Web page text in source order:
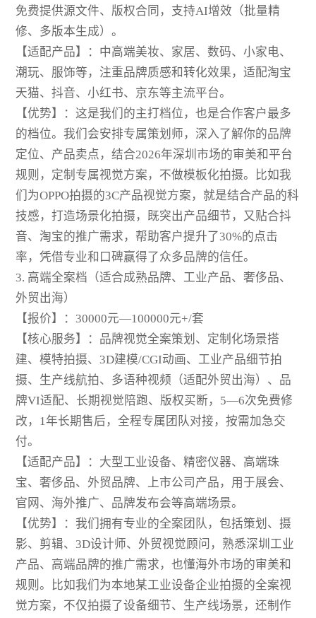
免费提供源文件、版权合同，支持AI增效（批量精
修、多版本生成）。
【适配产品】：中高端美妆、家居、数码、小家电、
潮玩、服饰等，注重品牌质感和转化效果，适配淘宝
天猫、抖音、小红书、京东等主流平台。
【优势】：这是我们的主打档位，也是合作客户最多
的档位。我们会安排专属策划师，深入了解你的品牌
定位、产品卖点，结合2026年深圳市场的审美和平台
规则，定制专属视觉方案，不做模板化拍摄。比如我
们为OPPO拍摄的3C产品视觉方案，就是结合产品的科
技感，打造场景化拍摄，既突出产品细节，又贴合抖
音、淘宝的推广需求，帮助客户提升了30%的点击
率，凭借专业和口碑赢得了众多品牌的信任。
3. 高端全案档（适合成熟品牌、工业产品、奢侈品、
外贸出海）
【报价】：30000元—100000元+/套
【核心服务】：品牌视觉全案策划、定制化场景搭
建、模特拍摄、3D建模/CGI动画、工业产品细节拍
摄、生产线航拍、多语种视频（适配外贸出海）、品
牌VI适配、长期视觉陪跑、版权买断，5—6次免费修
改，1年长期售后，全程专属团队对接，按需加急交
付。
【适配产品】：大型工业设备、精密仪器、高端珠
宝、奢侈品、外贸品牌、上市公司产品，用于展会、
官网、海外推广、品牌发布会等高端场景。
【优势】：我们拥有专业的全案团队，包括策划、摄
影、剪辑、3D设计师、外贸视觉顾问，熟悉深圳工业
产品、高端品牌的推广需求，也懂海外市场的审美和
规则。比如我们为本地某工业设备企业拍摄的全案视
觉方案，不仅拍摄了设备细节、生产线场景，还制作